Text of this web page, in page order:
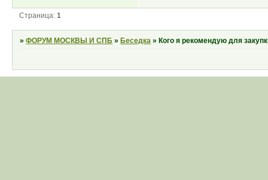
Страница:1
»ФОРУМ МОСКВЫ И СПБ »Беседка »Кого я рекомендую для